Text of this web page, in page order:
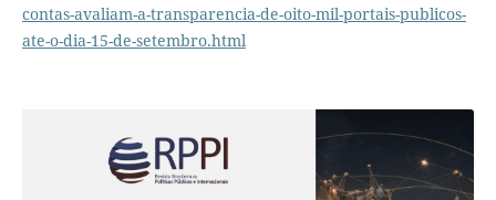
contas-avaliam-a-transparencia-de-oito-mil-portais-publicos-
ate-o-dia-15-de-setembro.html